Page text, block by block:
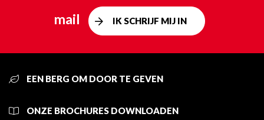
mail
IK SCHRIJF MIJ IN
EEN BERG OM DOOR TE GEVEN
ONZE BROCHURES DOWNLOADEN